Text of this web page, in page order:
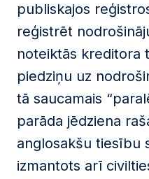
publiskajos
reģistrēt
noteiktās kreditora
piedziņu uz
tā saucamais
parāda jēdziena
anglosakšu tiesību
izmantots arī